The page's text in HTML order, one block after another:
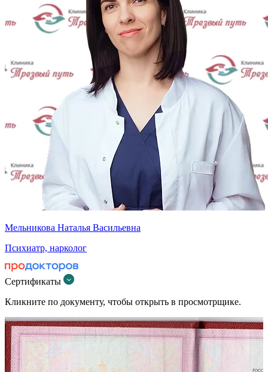
Мельникова Наталья Васильевна
Психиатр, нарколог
Сертификаты
Кликните по документу, чтобы открыть в просмотрщике.